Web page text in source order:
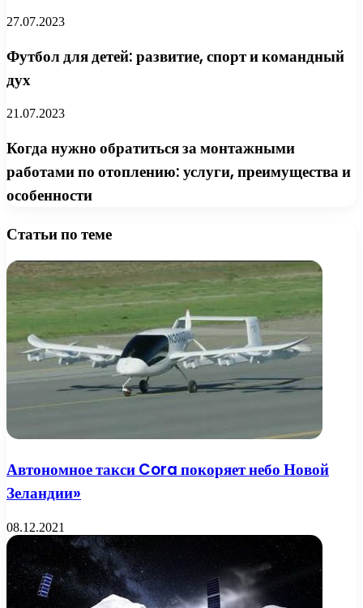
27.07.2023
Футбол для детей: развитие, спорт и командный
дух
21.07.2023
Когда нужно обратиться за монтажными
работами по отоплению: услуги, преимущества и
особенности
Статьи по теме
Автономное такси Cora покоряет небо Новой
Зеландии»
08.12.2021